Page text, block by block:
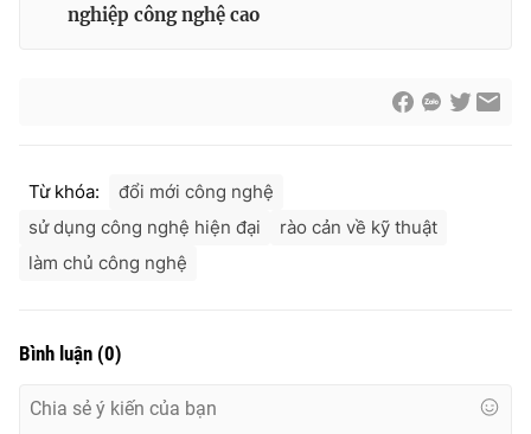
Tổng đài VTV: 024.38 355 931 - 024.38 355 932
nghiệp công nghệ cao
Từ khóa:
đổi mới công nghệ
sử dụng công nghệ hiện đại
rào cản về kỹ thuật
làm chủ công nghệ
Bình luận (0)